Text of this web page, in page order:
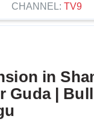
CHANNEL: TV9
in
Guda |